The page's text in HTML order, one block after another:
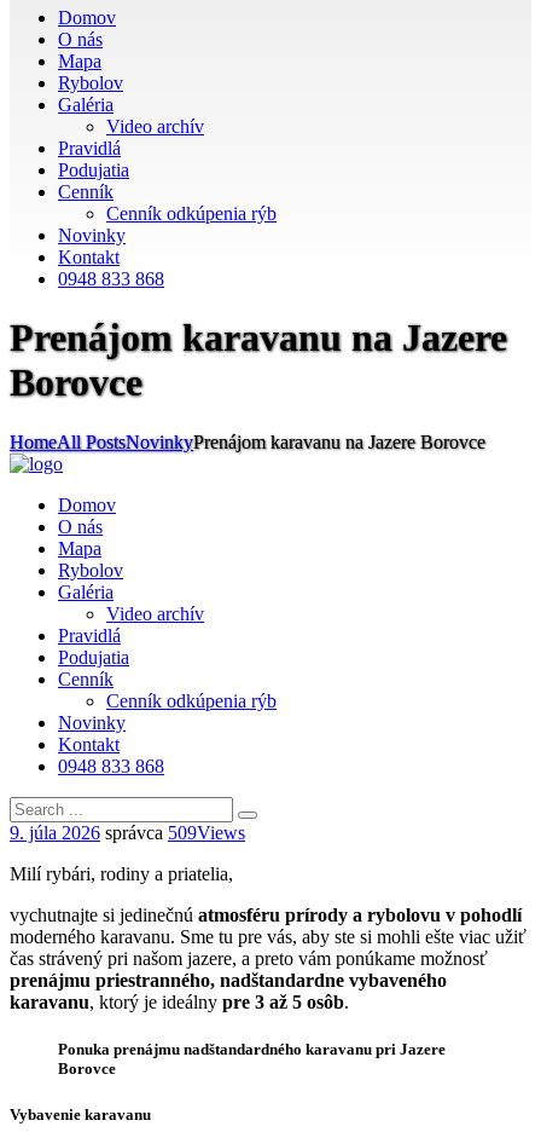
Domov
O nás
Mapa
Rybolov
Galéria
Video archív
Pravidlá
Podujatia
Cenník
Cenník odkúpenia rýb
Novinky
Kontakt
0948 833 868
Prenájom karavanu na Jazere
Borovce
HomeAll PostsNovinkyPrenájom karavanu na Jazere Borovce
Domov
O nás
Mapa
Rybolov
Galéria
Video archív
Pravidlá
Podujatia
Cenník
Cenník odkúpenia rýb
Novinky
Kontakt
0948 833 868
9. júla 2026 správca 509Views
Milí rybári, rodiny a priatelia,
vychutnajte si jedinečnú atmosféru prírody a rybolovu v pohodlí
moderného karavanu. Sme tu pre vás, aby ste si mohli ešte viac užiť
čas strávený pri našom jazere, a preto vám ponúkame možnosť
prenájmu priestranného, nadštandardne vybaveného
karavanu, ktorý je ideálny pre 3 až 5 osôb.
Ponuka prenájmu nadštandardného karavanu pri Jazere
Borovce
Vybavenie karavanu